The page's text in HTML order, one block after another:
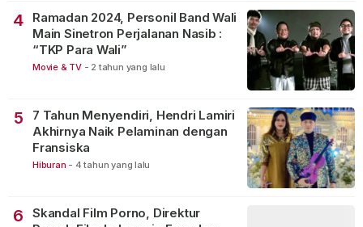
4
Ramadan 2024, Personil Band Wali
Main Sinetron Perjalanan Nasib :
“TKP Para Wali”
Movie & TV - 2 tahun yang lalu
5
7 Tahun Menyendiri, Hendri Lamiri
Akhirnya Naik Pelaminan dengan
Fransiska
Hiburan - 4 tahun yang lalu
6
Skandal Film Porno, Direktur